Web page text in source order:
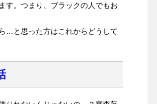
す。つまり、ブラックの人でもお
…と思った方はこれからどうして